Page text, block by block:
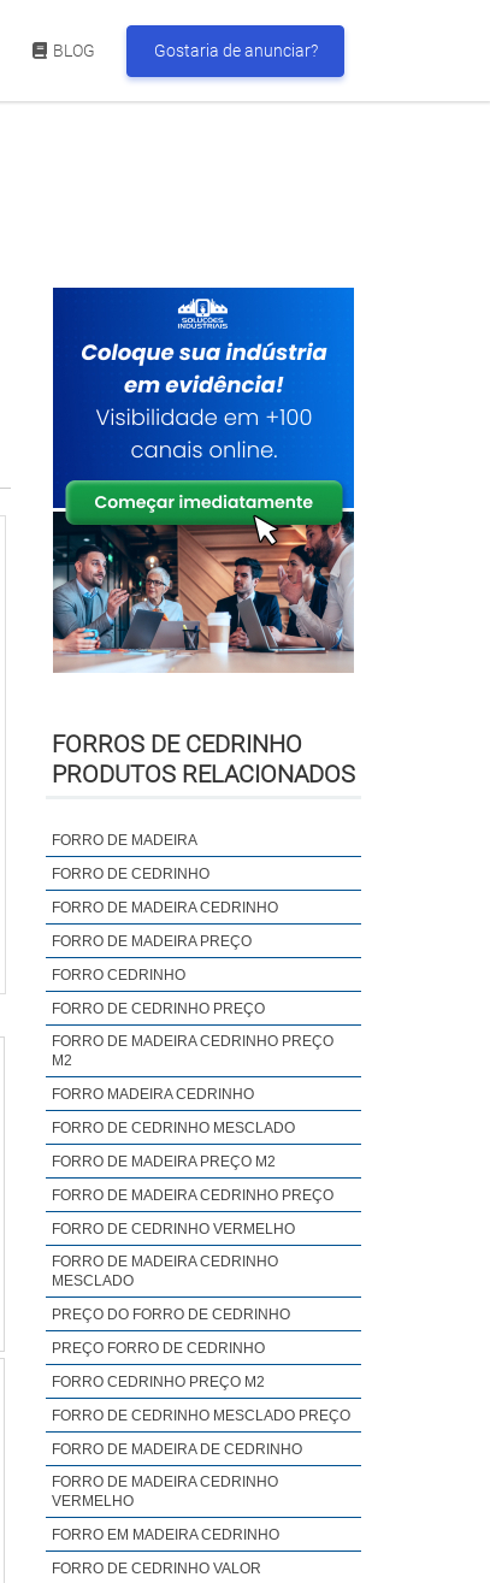
BLOG Gostaria de anunciar?
FORROS DE CEDRINHO
PRODUTOS RELACIONADOS
FORRO DE MADEIRA
FORRO DE CEDRINHO
FORRO DE MADEIRA CEDRINHO
FORRO DE MADEIRA PREÇO
FORRO CEDRINHO
FORRO DE CEDRINHO PREÇO
FORRO DE MADEIRA CEDRINHO PREÇO
M2
FORRO MADEIRA CEDRINHO
FORRO DE CEDRINHO MESCLADO
FORRO DE MADEIRA PREÇO M2
FORRO DE MADEIRA CEDRINHO PREÇO
FORRO DE CEDRINHO VERMELHO
FORRO DE MADEIRA CEDRINHO
MESCLADO
PREÇO DO FORRO DE CEDRINHO
PREÇO FORRO DE CEDRINHO
FORRO CEDRINHO PREÇO M2
FORRO DE CEDRINHO MESCLADO PREÇO
FORRO DE MADEIRA DE CEDRINHO
FORRO DE MADEIRA CEDRINHO
VERMELHO
FORRO EM MADEIRA CEDRINHO
FORRO DE CEDRINHO VALOR